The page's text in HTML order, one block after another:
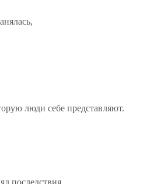
люди себе представляют.
последствия.